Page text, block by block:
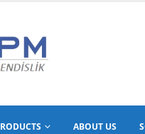
ABOUT US